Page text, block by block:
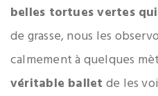
belles tortues vertes
de grasse, nous les
calmement à quelques
véritable ballet de les